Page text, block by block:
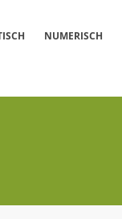
NUMERISCH